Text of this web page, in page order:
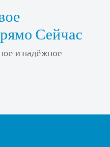
Сейчас
и надёжное